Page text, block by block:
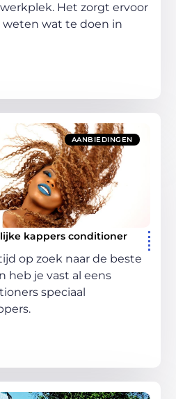
Het zorgt ervoor
weten wat te doen in
AANBIEDINGEN
kappers conditioner
op zoek naar de beste
heb je vast al eens
speciaal